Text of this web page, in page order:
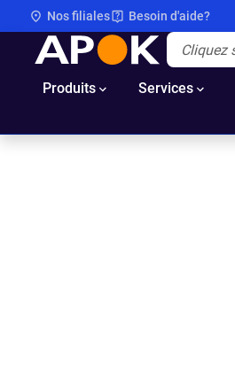
Nos filiales Besoin d'aide?
APOK
Produits Services